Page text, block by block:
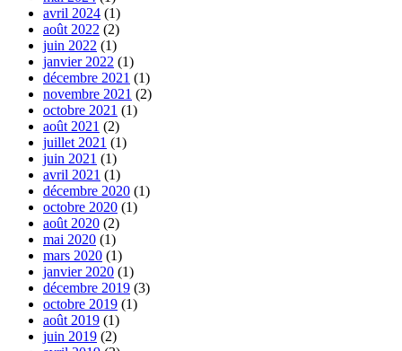
avril 2024 (1)
août 2022 (2)
juin 2022 (1)
janvier 2022 (1)
décembre 2021 (1)
novembre 2021 (2)
octobre 2021 (1)
août 2021 (2)
juillet 2021 (1)
juin 2021 (1)
avril 2021 (1)
décembre 2020 (1)
octobre 2020 (1)
août 2020 (2)
mai 2020 (1)
mars 2020 (1)
janvier 2020 (1)
décembre 2019 (3)
octobre 2019 (1)
août 2019 (1)
juin 2019 (2)